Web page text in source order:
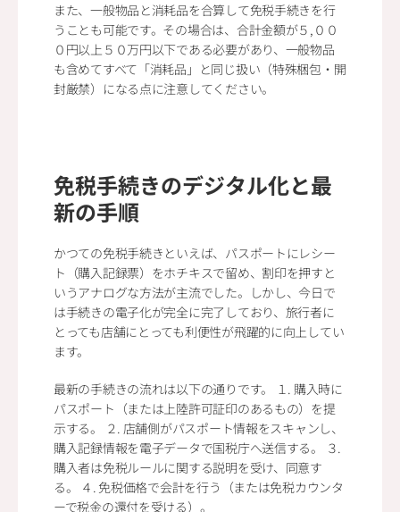
また、一般物品と消耗品を合算して免税手続きを行
うことも可能です。その場合は、合計金額が５,００
０円以上５０万円以下である必要があり、一般物品
も含めてすべて「消耗品」と同じ扱い（特殊梱包・開
封厳禁）になる点に注意してください。
免税手続きのデジタル化と最
新の手順
かつての免税手続きといえば、パスポートにレシー
ト（購入記録票）をホチキスで留め、割印を押すと
いうアナログな方法が主流でした。しかし、今日で
は手続きの電子化が完全に完了しており、旅行者に
とっても店舗にとっても利便性が飛躍的に向上してい
ます。
最新の手続きの流れは以下の通りです。 １. 購入時に
パスポート（または上陸許可証印のあるもの）を提
示する。 ２. 店舗側がパスポート情報をスキャンし、
購入記録情報を電子データで国税庁へ送信する。 ３.
購入者は免税ルールに関する説明を受け、同意す
る。 ４. 免税価格で会計を行う（または免税カウンタ
ーで税金の還付を受ける）。